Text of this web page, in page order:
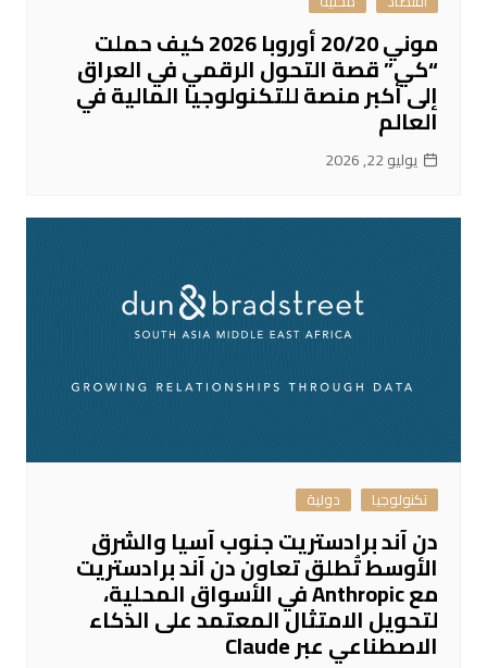
موني 20/20 أوروبا 2026 كيف حملت
“كي” قصة التحول الرقمي في العراق
إلى أكبر منصة للتكنولوجيا المالية في
العالم
يوليو 22, 2026
تكنولوجيا دولية
دن آند برادستريت جنوب آسيا والشرق
الأوسط تُطلق تعاون دن آند برادستريت
مع Anthropic في الأسواق المحلية،
لتحويل الامتثال المعتمد على الذكاء
الاصطناعي عبر Claude